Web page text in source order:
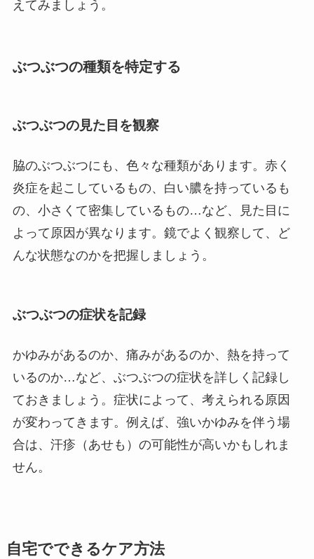
えてみましょう。
ぶつぶつの種類を特定する
ぶつぶつの見た目を観察
脇のぶつぶつにも、色々な種類があります。赤く
炎症を起こしているもの、白い膿を持っているも
の、小さくて密集しているもの…など、見た目に
よって原因が異なります。鏡でよく観察して、ど
んな状態なのかを把握しましょう。
ぶつぶつの症状を記録
かゆみがあるのか、痛みがあるのか、熱を持って
いるのか…など、ぶつぶつの症状を詳しく記録し
ておきましょう。症状によって、考えられる原因
が変わってきます。例えば、強いかゆみを伴う場
合は、汗疹（あせも）の可能性が高いかもしれま
せん。
自宅でできるケア方法